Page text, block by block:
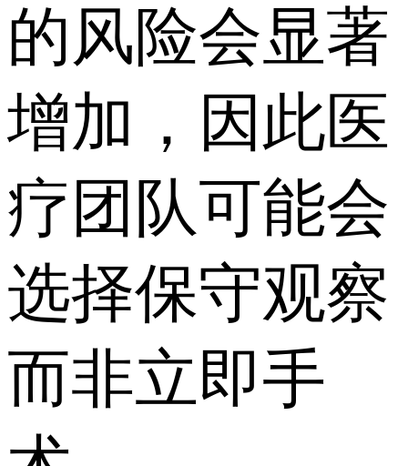
的风险会显著
增加，因此医
疗团队可能会
选择保守观察
而非立即手